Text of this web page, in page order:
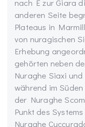
nach E zur Giara
anderen Seite
Plateaus in
von nuragischen
Erhebung
gehörten neben
Nuraghe Siaxi
während im
der Nuraghe
Punkt des
Nuraghe